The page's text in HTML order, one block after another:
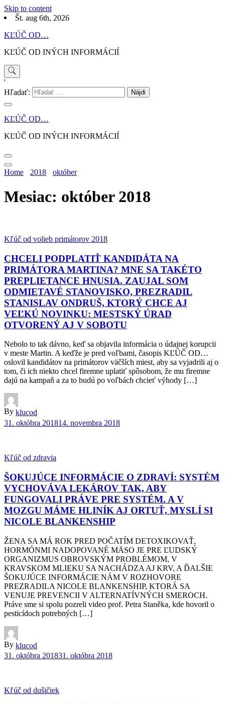
Skip to content
Št. aug 6th, 2026
KĽÚČ OD…
KĽÚČ OD INÝCH INFORMÁCIÍ
'
Hľadať:
KĽÚČ OD…
KĽÚČ OD INÝCH INFORMÁCIÍ
Home 2018 október
Mesiac: október 2018
Kľúč od volieb primátorov 2018
CHCELI PODPLATIŤ KANDIDÁTA NA
PRIMÁTORA MARTINA? MNE SA TAKÉTO
PREPLIETANCE HNUSIA. ZAUJAL SOM
ODMIETAVÉ STANOVISKO, PREZRADIL
STANISLAV ONDRUŠ, KTORÝ CHCE AJ
VEĽKÚ NOVINKU: MESTSKÝ ÚRAD
OTVORENÝ AJ V SOBOTU
Nebolo to tak dávno, keď sa objavila informácia o údajnej korupcii
v meste Martin. A keďže je pred voľbami, časopis KĽÚČ OD…
oslovil kandidátov na primátorov väčších miest, aby sa vyjadrili aj o
tom, či ich niekto chcel firemne uplatiť spôsobom, že mu firemne
dajú na kampaň a za to budú po voľbách chcieť výhody […]
By klucod
31. októbra 201814. novembra 2018
Kľúč od zdravia
ŠOKUJÚCE INFORMÁCIE O ZDRAVÍ: SYSTÉM
VYCHOVÁVA LEKÁROV TAK, ABY
FUNGOVALI PRÁVE PRE SYSTÉM. A V
MOZGU MÁME HLINÍK AJ ORTUŤ, MYSLÍ SI
NICOLE BLANKENSHIP
ŽENA SA MÁ ROK PRED POČATÍM DETOXIKOVAŤ,
HORMÓNMI NADOPOVANÉ MÄSO JE PRE ĽUDSKÝ
ORGANIZMUS OBROVSKÝM PROBLÉMOM, V
KRAVSKOM MLIEKU SA NACHÁDZA AJ KRV, A ĎALŠIE
ŠOKUJÚCE INFORMÁCIE NÁM V ROZHOVORE
PREZRADILA NICOLE BLANKENSHIP, KTORÁ SA
VENUJE PREVENCII V ALTERNATÍVNÝCH SMEROCH.
Práve sme si spolu pozreli video prof. Petra Staněka, kde hovoril o
pesticídoch potrebných […]
By klucod
31. októbra 201831. októbra 2018
Kľúč od dušičiek